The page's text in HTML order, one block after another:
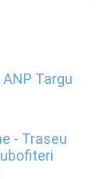
Targu
- Traseu